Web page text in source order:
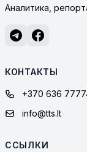
Аналитика,
КОНТАКТЫ
+370 636
info@tts.lt
ССЫЛКИ